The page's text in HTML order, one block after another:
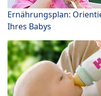
Ernährungsplan:
Ihres Babys